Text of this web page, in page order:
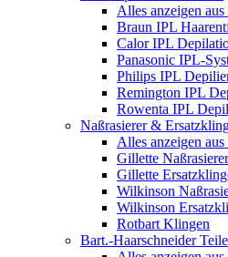
Alles anzeigen
Braun IPL
Calor IPL
Panasonic IPL-
Philips IPL
Remington IPL
Rowenta IPL
Naßrasierer &
Alles anzeigen
Gillette Naßrasierer
Gillette
Wilkinson
Wilkinson
Rotbart Klingen
Bart.-Haarschneider Teile